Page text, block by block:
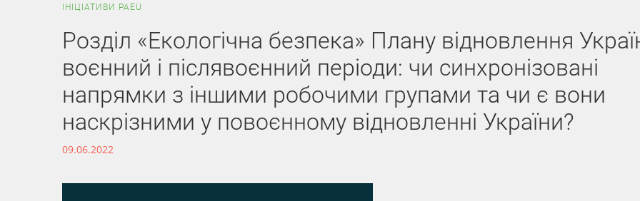
ІНІЦІАТИВИ PAEU
Розділ «Екологічна безпека» Плану відновлення
воєнний і післявоєнний періоди: чи синхронізовані
напрямки з іншими робочими групами та чи є вони
наскрізними у повоєнному відновленні України?
09.06.2022